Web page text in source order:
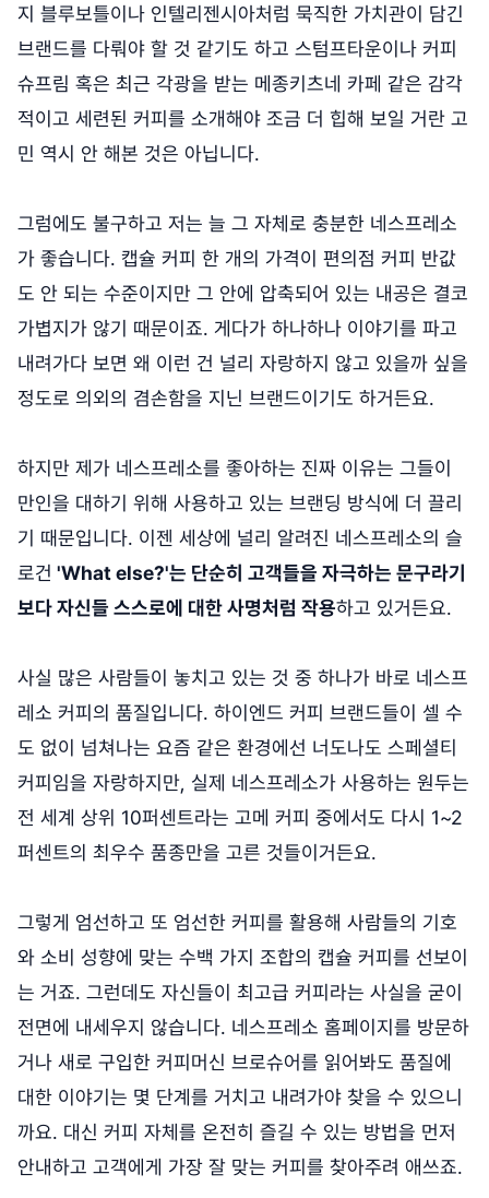
지 블루보틀이나 인텔리젠시아처럼 묵직한 가치관이 담긴
브랜드를 다뤄야 할 것 같기도 하고 스텀프타운이나 커피
슈프림 혹은 최근 각광을 받는 메종키츠네 카페 같은 감각
적이고 세련된 커피를 소개해야 조금 더 힙해 보일 거란 고
민 역시 안 해본 것은 아닙니다.
그럼에도 불구하고 저는 늘 그 자체로 충분한 네스프레소
가 좋습니다. 캡슐 커피 한 개의 가격이 편의점 커피 반값
도 안 되는 수준이지만 그 안에 압축되어 있는 내공은 결코
가볍지가 않기 때문이죠. 게다가 하나하나 이야기를 파고
내려가다 보면 왜 이런 건 널리 자랑하지 않고 있을까 싶을
정도로 의외의 겸손함을 지닌 브랜드이기도 하거든요.
하지만 제가 네스프레소를 좋아하는 진짜 이유는 그들이
만인을 대하기 위해 사용하고 있는 브랜딩 방식에 더 끌리
기 때문입니다. 이젠 세상에 널리 알려진 네스프레소의 슬
로건 'What else?'는 단순히 고객들을 자극하는 문구라기
보다 자신들 스스로에 대한 사명처럼 작용하고 있거든요.
사실 많은 사람들이 놓치고 있는 것 중 하나가 바로 네스프
레소 커피의 품질입니다. 하이엔드 커피 브랜드들이 셀 수
도 없이 넘쳐나는 요즘 같은 환경에선 너도나도 스페셜티
커피임을 자랑하지만, 실제 네스프레소가 사용하는 원두는
전 세계 상위 10퍼센트라는 고메 커피 중에서도 다시 1~2
퍼센트의 최우수 품종만을 고른 것들이거든요.
그렇게 엄선하고 또 엄선한 커피를 활용해 사람들의 기호
와 소비 성향에 맞는 수백 가지 조합의 캡슐 커피를 선보이
는 거죠. 그런데도 자신들이 최고급 커피라는 사실을 굳이
전면에 내세우지 않습니다. 네스프레소 홈페이지를 방문하
거나 새로 구입한 커피머신 브로슈어를 읽어봐도 품질에
대한 이야기는 몇 단계를 거치고 내려가야 찾을 수 있으니
까요. 대신 커피 자체를 온전히 즐길 수 있는 방법을 먼저
안내하고 고객에게 가장 잘 맞는 커피를 찾아주려 애쓰죠.